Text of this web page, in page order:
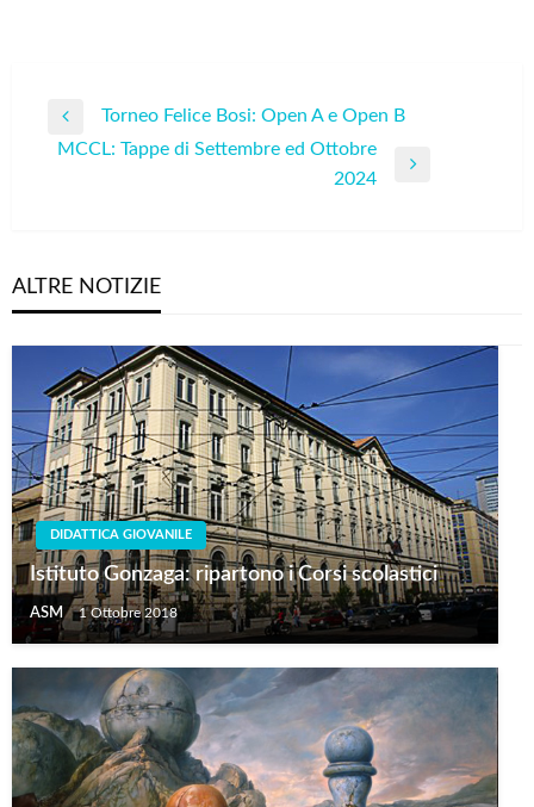
Navigazione
articoli
Post
Torneo Felice Bosi: Open A e Open B
MCCL: Tappe di Settembre ed Ottobre
2024
ALTRE NOTIZIE
DIDATTICA GIOVANILE
Istituto Gonzaga: ripartono i Corsi scolastici
ASM 1 Ottobre 2018